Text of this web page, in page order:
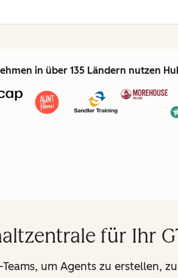
in über 135 Ländern nutzen
für Ihr
um Agents zu erstellen,